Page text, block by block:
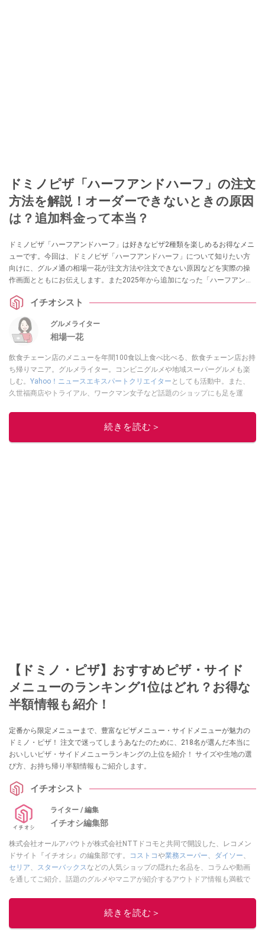
ドミノピザ「ハーフアンドハーフ」の注文
方法を解説！オーダーできないときの原因
は？追加料金って本当？
ドミノピザ「ハーフアンドハーフ」は好きなピザ2種類を楽しめるお得なメニ
ューです。今回は、ドミノピザ「ハーフアンドハーフ」について知りたい方
向けに、グルメ通の相場一花が注文方法や注文できない原因などを実際の操
作画面とともにお伝えします。また2025年から追加になった「ハーフアンド
イチオシスト
グルメライター
相場一花
飲食チェーン店のメニューを年間100食以上食べ比べる、飲食チェーン店お持
ち帰りマニア。グルメライター。コンビニグルメや地域スーパーグルメも楽
しむ。 Yahoo！ニュースエキスパートクリエイター としても活動中。また、
久世福商店やトライアル、ワークマン女子など話題のショップにも足を運
「週刊プレイボーイ」、宝島社「おいしい！ シャトレーゼBOOK」などでグ
ルメライター、食の専門家として出演実績あり。
続きを読む＞
【ドミノ・ピザ】おすすめピザ・サイド
メニューのランキング1位はどれ？お得な
半額情報も紹介！
定番から限定メニューまで、豊富なピザメニュー・サイドメニューが魅力の
ドミノ・ピザ！ 注文で迷ってしまうあなたのために、218名が選んだ本当に
おいしいピザ・サイドメニューランキングの上位を紹介！ サイズや生地の選
び方、お持ち帰り半額情報もご紹介します。
イチオシスト
ライター / 編集
イチオシ編集部
株式会社オールアバウトが株式会社NTTドコモと共同で開設した、レコメン
ドサイト『イチオシ』の編集部です。
コストコや業務スーパー、 ダイソー、
セリア、 スターバックスなどの人気ショップの隠れた名品を、コラムや動画
を通してご紹介。話題のグルメやマニアが紹介するアウトドア情報も満載で
レビューしています。毎日トレンド情報をお届けしているので、ぜひ
してください！続きを読む＞